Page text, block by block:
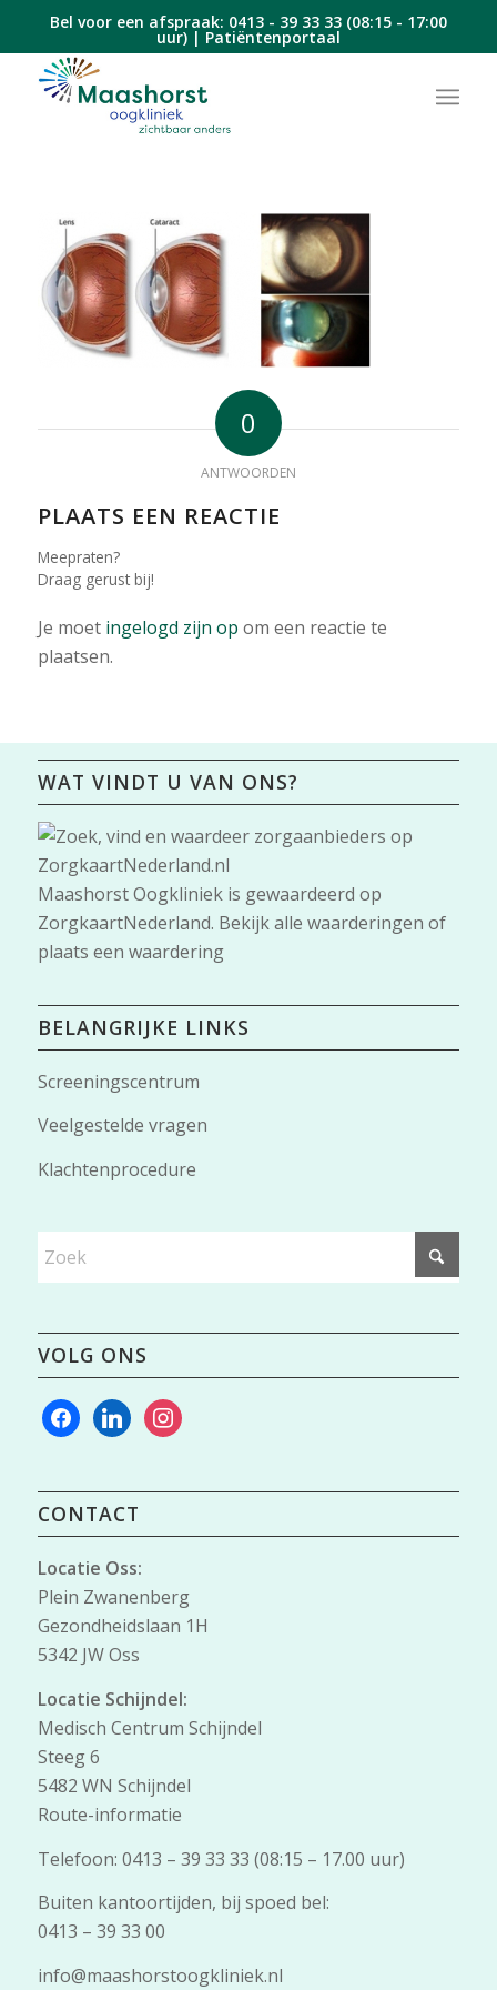
Bel voor een afspraak: 0413 - 39 33 33(08:15 - 17:00
uur) | Patiëntenportaal
0
ANTWOORDEN
PLAATS EEN REACTIE
Meepraten?
Draag gerust bij!
Je moet ingelogd zijn op om een reactie te
plaatsen.
WAT VINDT U VAN ONS?
Maashorst Oogkliniekis gewaardeerd op
ZorgkaartNederland. Bekijk alle waarderingen of
plaats een waardering
BELANGRIJKE LINKS
Screeningscentrum
Veelgestelde vragen
Klachtenprocedure
VOLG ONS
facebooklinkedininstagram
CONTACT
Locatie Oss:
Plein Zwanenberg
Gezondheidslaan 1H
5342 JW Oss
Locatie Schijndel:
Medisch Centrum Schijndel
Steeg 6
5482 WN Schijndel
Route-informatie
Telefoon: 0413 – 39 33 33 (08:15 – 17.00 uur)
Buiten kantoortijden, bij spoed bel:
0413 – 39 33 00
info@maashorstoogkliniek.nl